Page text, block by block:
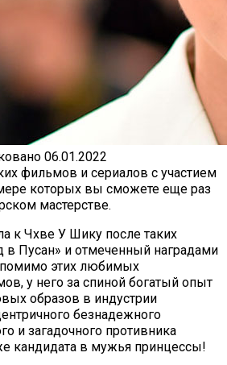
06.01.2022
фильмов и сериалов с участием
которых вы сможете еще раз
мастерстве.
к Чхве У Шику после таких
Пусан» и отмеченный наградами
этих любимых
у него за спиной богатый опыт
образов в индустрии
безнадежного
и загадочного противника
кандидата в мужья принцессы!